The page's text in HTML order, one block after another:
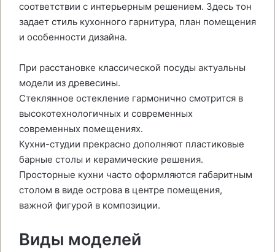
соответствии с интерьерным решением. Здесь тон
задает стиль кухонного гарнитура, план помещения
и особенности дизайна.
При расстановке классической посуды актуальны
модели из древесины.
Стеклянное остекление гармонично смотрится в
высокотехнологичных и современных
современных помещениях.
Кухни-студии прекрасно дополняют пластиковые
барные столы и керамические решения.
Просторные кухни часто оформляются габаритным
столом в виде острова в центре помещения,
важной фигурой в композиции.
Виды моделей